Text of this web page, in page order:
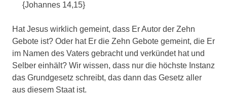
{Johannes 14,15}
Hat Jesus wirklich gemeint, dass Er Autor der Zehn
Gebote ist? Oder hat Er die Zehn Gebote gemeint, die Er
im Namen des Vaters gebracht und verkündet hat und
Selber einhält? Wir wissen, dass nur die höchste Instanz
das Grundgesetz schreibt, das dann das Gesetz aller
aus diesem Staat ist.